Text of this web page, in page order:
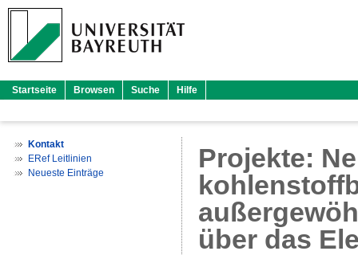
Startseite Browsen Suche Hilfe
Kontakt
ERef Leitlinien
Neueste Einträge
Projekte:
über das